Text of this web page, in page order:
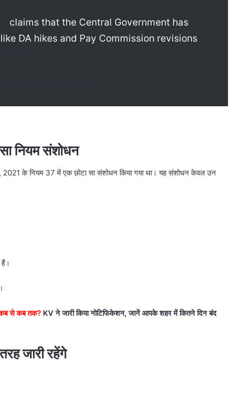
claims that the Central Government has
DA hikes and Pay Commission revisions
नियम संशोधन
के नियम 37 में एक छोटा सा संशोधन किया गया था। यह संशोधन केवल उन
से कब तक?KV ने जारी किया नोटिफिकेशन, जानें आपके शहर में कितने दिन बंद
जारी रहेंगे